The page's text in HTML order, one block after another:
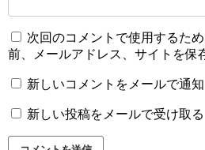
次回のコメントで使用するた
前、メールアドレス、サイトを保
新しいコメントをメールで通知
新しい投稿をメールで受け取る